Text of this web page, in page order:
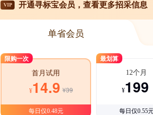
VIP 开通寻标宝会员，查看更多招采信息
单省会员
限购一次
首月试用
¥14.9 ¥39
每日仅0.48元
最划算
12个月
¥199
每日仅0.55